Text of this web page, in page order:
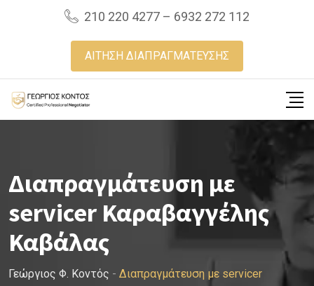
210 220 4277 – 6932 272 112
ΑΙΤΗΣΗ ΔΙΑΠΡΑΓΜΑΤΕΥΣΗΣ
Διαπραγμάτευση με
servicer Καραβαγγέλης
Καβάλας
Γεώργιος Φ. Κοντός - Διαπραγμάτευση με servicer